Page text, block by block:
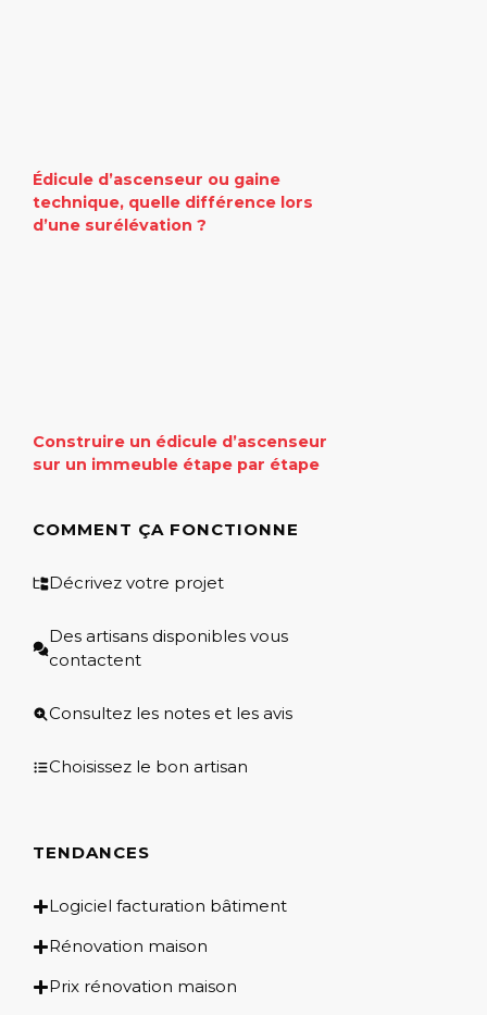
Édicule d’ascenseur ou gaine
technique, quelle différence lors
d’une surélévation ?
Construire un édicule d’ascenseur
sur un immeuble étape par étape
COMMENT ÇA FONCTIONNE
Décrivez votre projet
Des artisans disponibles vous
contactent
Consultez les notes et les avis
Choisissez le bon artisan
TENDANCES
Logiciel facturation bâtiment
Rénovation maison
Prix rénovation maison